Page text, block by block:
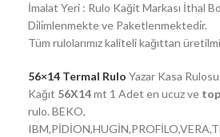
İmalat Yeri : Rulo Kağit Markası İthal
Di̇li̇mlenmekte ve Paketlenmektedi̇r.
Tüm rulolarımız kaliteli kağıttan
56×14 Termal Rulo Yazar Kasa Rulosu
Kağıt 56X14mt 1 Adet en ucuz ve
rulo. BEKO,